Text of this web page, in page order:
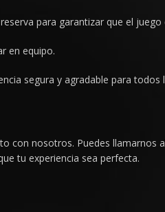
para garantizar que el
en equipo.
segura y agradable para todos
con nosotros. Puedes llamarnos
tu experiencia sea perfecta.